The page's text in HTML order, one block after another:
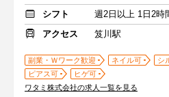
シフト
週2日以上 1日2時
アクセス
笈川駅
副業・Ｗワーク歓迎 ネイル可
シ
ピアス可
ヒゲ可
ワタミ株式会社の求人一覧を見る